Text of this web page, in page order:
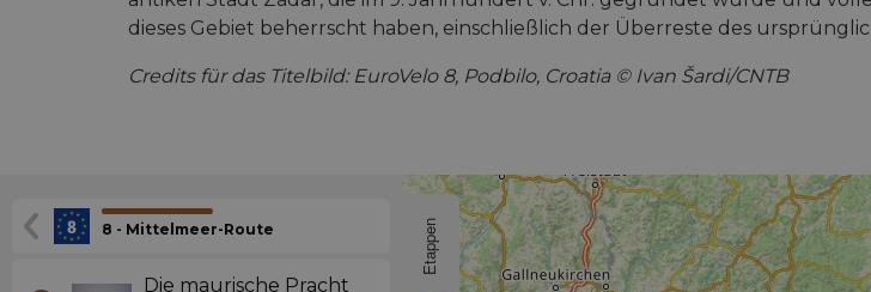
dieses Gebiet beherrscht haben, einschließlich der Überreste des
Credits für das Titelbild: EuroVelo 8, Podbilo, Croatia © Ivan Šardi/CNTB
8 - Mittelmeer-Route
Die maurische Pracht
Etappen